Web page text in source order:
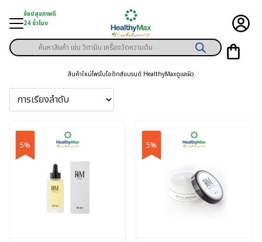
content
ช้อปสุขภาพดี
24 ชั่วโมง
มู่สินค้า
าพเฉพาะคุณ
ษสมาชิก
Products
search
สินค้าใหม่โพรไบโอติกส์แบรนด์ HealthyMaxดูแลผิว
5% 5%